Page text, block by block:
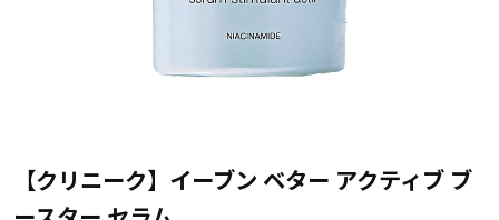
【クリニーク】イーブン ベター アクティブ ブ